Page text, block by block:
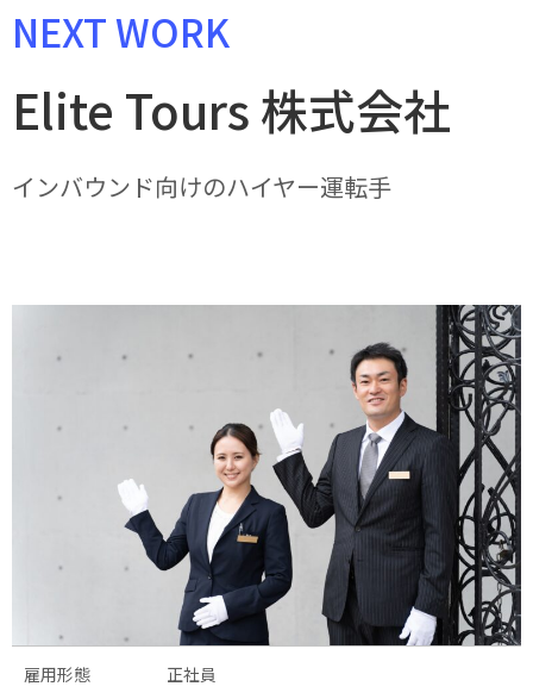
NEXT WORK
Elite Tours 株式会社
インバウンド向けのハイヤー運転手
雇用形態 正社員